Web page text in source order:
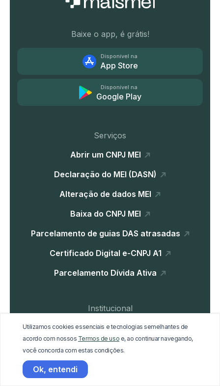
Baixe o app, é grátis!
Disponível na
App Store
Disponível na
Google Play
Serviços
Abrir um CNPJ MEI
Declaração do MEI (DASN)
Alteração de dados MEI
Baixa do CNPJ MEI
Parcelamento de guias DAS atrasadas
Certificado Digital e-CNPJ A1
Parcelamento Dívida Ativa
Institucional
Home
Blog
Materiais Gratuitos
Utilizamos cookies essenciais e tecnologias semelhantes de
acordo com nossos Termos de uso e, ao continuar navegando,
você concorda com estas condições.
Ok, entendi